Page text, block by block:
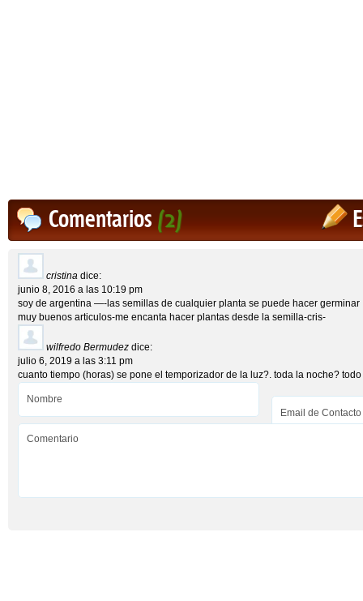
Comentarios(2)
cristina dice:
junio 8, 2016 a las 10:19 pm
soy de argentina —-las semillas de cualquier planta se puede hacer
muy buenos articulos-me encanta hacer plantas desde la semilla-cris-
wilfredo Bermudez dice:
julio 6, 2019 a las 3:11 pm
cuanto tiempo (horas) se pone el temporizador de la luz?. toda la noche?